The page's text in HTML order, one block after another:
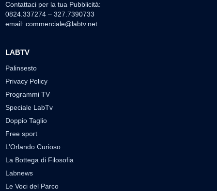
Contattaci per la tua Pubblicità:
0824.337274 – 327.7390733
email: commerciale@labtv.net
LABTV
Palinsesto
Privacy Policy
Programmi TV
Speciale LabTv
Doppio Taglio
Free sport
L’Orlando Curioso
La Bottega di Filosofia
Labnews
Le Voci del Parco